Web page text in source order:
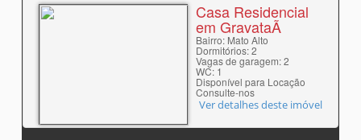
Casa Residencial
em GravataÃ­
Bairro: Mato Alto
Dormitórios: 2
Vagas de garagem: 2
WC: 1
Disponível para Locação
Consulte-nos
Ver detalhes deste imóvel